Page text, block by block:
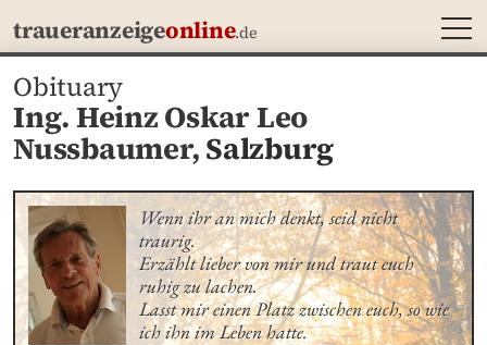
traueranzeigeonline.de
Obituary
Ing. Heinz Oskar Leo
Nussbaumer,Salzburg
Wenn ihr an mich denkt, seid nicht
traurig.
Erzählt lieber von mir und traut euch
ruhig zu lachen.
Lasst mir einen Platz zwischen euch, so wie
ich ihn im Leben hatte.